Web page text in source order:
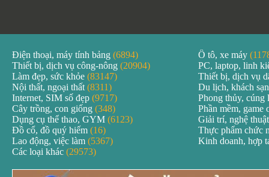
Điện thoại, máy tính bảng (6894) Ô tô, xe máy
Thiết bị, dịch vụ công-nông (20904)
PC, laptop, linh
Làm đẹp, sức khỏe (83147)
Thiết bị, dịch vụ
Nội thất, ngoại thất (8311)
Du lịch, khách
Internet, SIM số đẹp (9717)
Phong thủy, cúng
Cây trồng, con giống (348)
Phần mềm, game
Dụng cụ thể thao, GYM (6123)
Giải trí, nghệ
Đồ cổ, đồ quý hiếm (16)
Thực phẩm chức
Lao động, việc làm (5367)
Kinh doanh, hợp
Các loại khác (29573)